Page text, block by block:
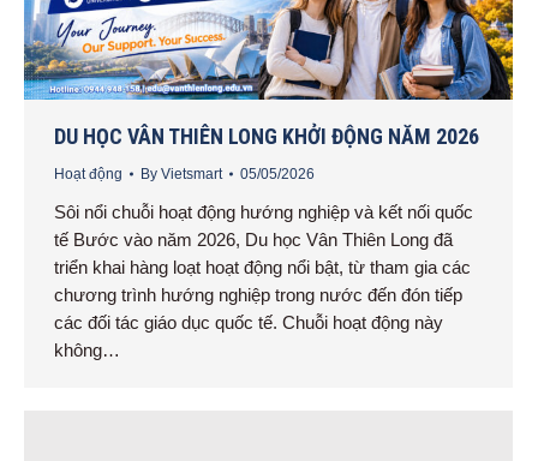
DU HỌC VÂN THIÊN LONG KHỞI ĐỘNG NĂM 2026
Hoạt động By Vietsmart 05/05/2026
Sôi nổi chuỗi hoạt động hướng nghiệp và kết nối quốc
tế Bước vào năm 2026, Du học Vân Thiên Long đã
triển khai hàng loạt hoạt động nổi bật, từ tham gia các
chương trình hướng nghiệp trong nước đến đón tiếp
các đối tác giáo dục quốc tế. Chuỗi hoạt động này
không…